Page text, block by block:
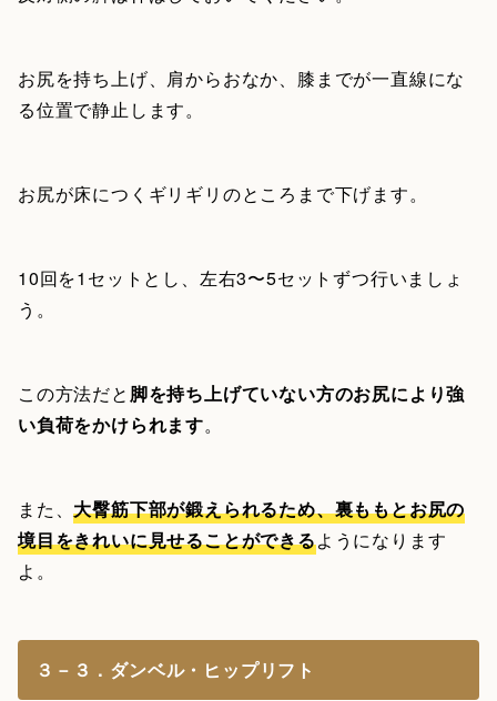
お尻を持ち上げ、肩からおなか、膝までが一直線にな
る位置で静止します。
お尻が床につくギリギリのところまで下げます。
10回を1セットとし、左右3〜5セットずつ行いましょ
う。
この方法だと 脚を持ち上げていない方のお尻により強
い負荷をかけられます。
また、大臀筋下部が鍛えられるため、裏ももとお尻の
境目をきれいに見せることができるようになります
よ。
３－３．ダンベル・ヒップリフト